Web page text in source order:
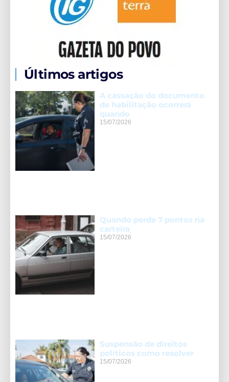
Últimos artigos
A cassação do documento
de habilitação ocorrerá
quando
15/07/2026
Quando perde 7 pontos na
carteira
15/07/2026
Suspensão de direitos
políticos como resolver
15/07/2026